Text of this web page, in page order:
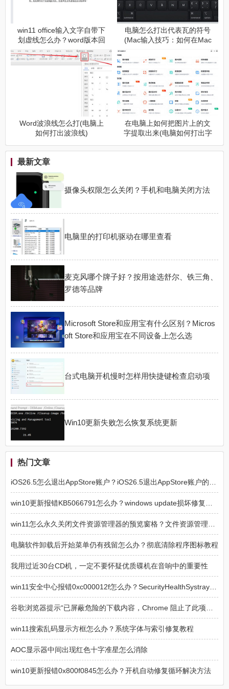
win11 office输入文字自带下
划虚线怎么办？word版本回
退教程
电脑怎么打出代表瓦的符号
(Mac输入技巧：如何在Mac
符？)
Word波浪线怎么打(电脑上
如何打出波浪线)
在电脑上如何把图片上的文
字提取出来(电脑如何打出字
最新文章
摄像头权限怎么关闭？手机和电脑关闭方法
电脑里的打印机驱动在哪里查看
麦克风哪个牌子好？按用途选舒尔、铁三角、
罗德等品牌
Microsoft Store和应用宝有什么区别？Micros
oft Store和应用宝在不同设备上怎么选
台式电脑开机慢时怎样用快捷键检查启动项
Win10更新失败怎么恢复系统更新
热门文章
iOS26.5怎么退出AppStore账户？iOS26.5退出AppStore账户的方法
win10更新报错KB5066791怎么办？windows update损坏修复方法
win11怎么永久关闭文件资源管理器的预览窗格？文件资源管理器预览窗格永久关闭方法
电脑软件卸载后开始菜单仍有残留怎么办？彻底清除程序图标教程
我用过近30台CD机，一定不要怀疑优质碟机在音响中的重要性
win11安全中心报错0xc000012f怎么办？SecurityHealthSystray损坏修复
谷歌浏览器提示“已屏蔽危险的下载内容，Chrome 阻止了此项下载操作，因为该文件具有危险性”解决方法
win11搜索乱码显示方框怎么办？系统字体与索引修复教程
AOC显示器中间出现红色十字准星怎么消除
win10更新报错0x800f0845怎么办？开机自动修复循环解决方法